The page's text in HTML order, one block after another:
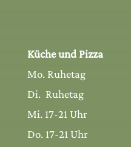
Küche und Pizza
Mo. Ruhetag
Di. Ruhetag
Mi. 17-21 Uhr
Do. 17-21 Uhr